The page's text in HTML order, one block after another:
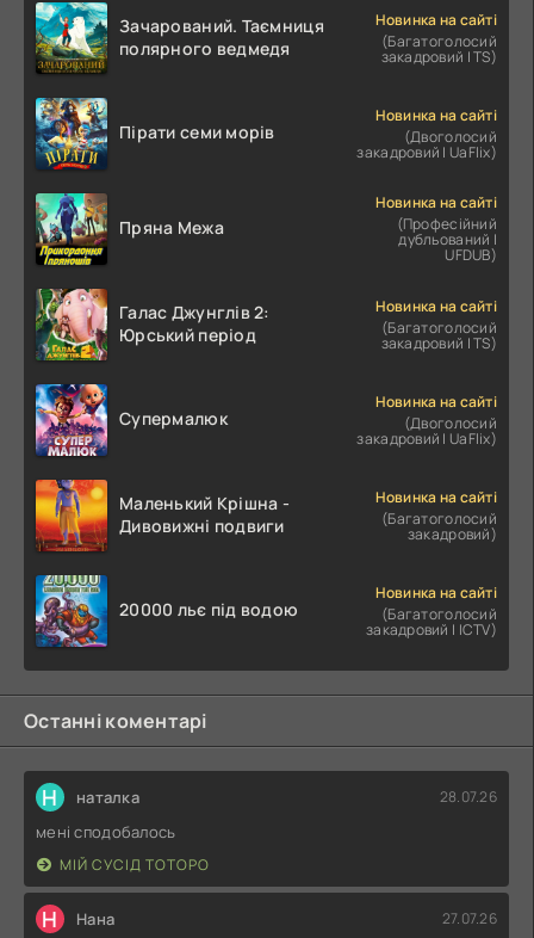
Зачарований. Таємниця
полярного ведмедя
Новинка на сайті
(Багатоголосий
закадровий | TS)
Пірати семи морів
Новинка на сайті
(Двоголосий
закадровий | UaFlix)
Пряна Межа
Новинка на сайті
(Професійний
дубльований |
UFDUB)
Галас Джунглів 2:
Юрський період
Новинка на сайті
(Багатоголосий
закадровий | TS)
Супермалюк
Новинка на сайті
(Двоголосий
закадровий | UaFlix)
Маленький Крішна -
Дивовижні подвиги
Новинка на сайті
(Багатоголосий
закадровий)
20000 льє під водою
Новинка на сайті
(Багатоголосий
закадровий | ICTV)
Останні коментарі
Н наталка 28.07.26
мені сподобалось
МІЙ СУСІД ТОТОРО
Н Нана 27.07.26